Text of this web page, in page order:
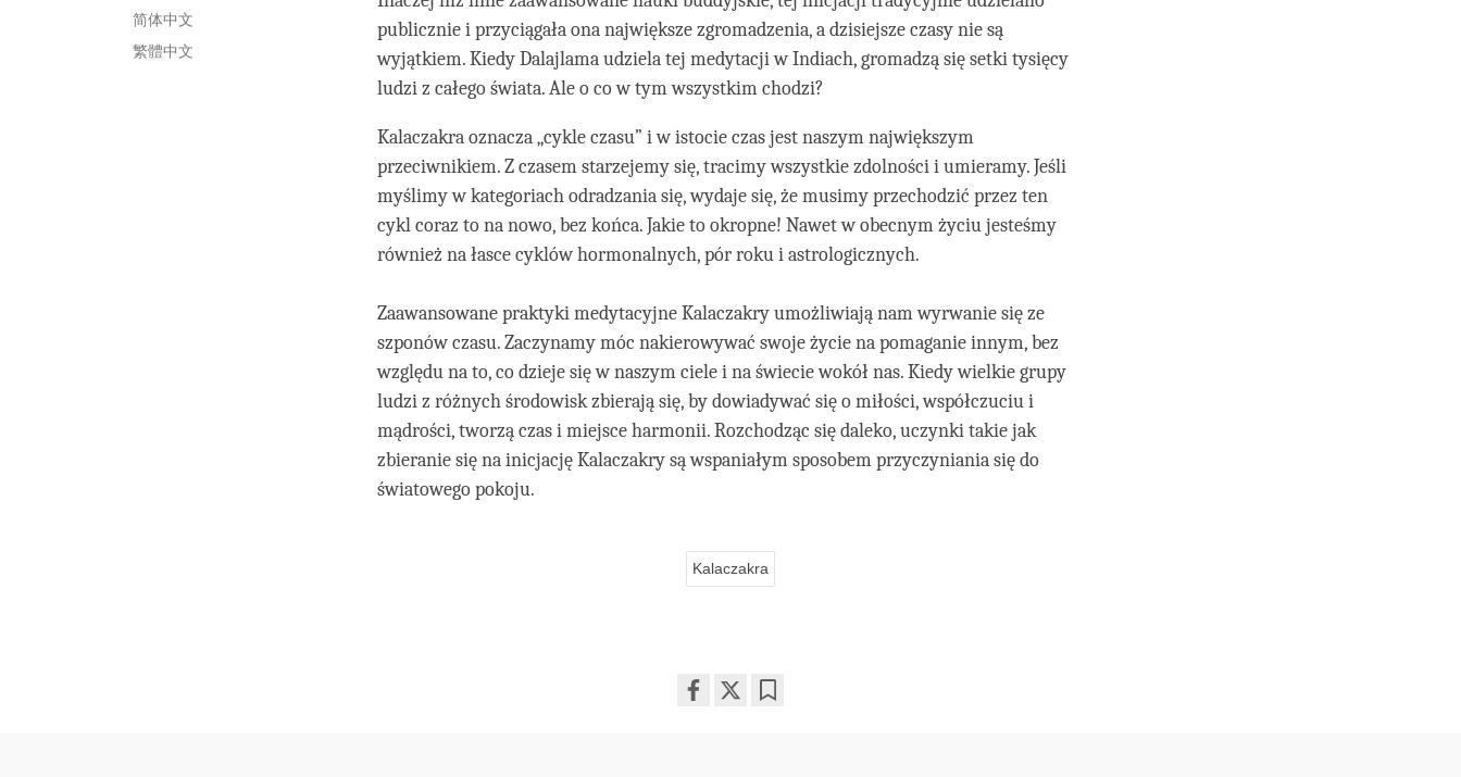
简体中文
繁體中文
publicznie i przyciągała ona największe zgromadzenia, a dzisiejsze czasy nie są
wyjątkiem. Kiedy Dalajlama udziela tej medytacji w Indiach, gromadzą się setki tysięcy
ludzi z całego świata. Ale o co w tym wszystkim chodzi?
Kalaczakra oznacza „cykle czasu” i w istocie czas jest naszym największym
przeciwnikiem. Z czasem starzejemy się, tracimy wszystkie zdolności i umieramy. Jeśli
myślimy w kategoriach odradzania się, wydaje się, że musimy przechodzić przez ten
cykl coraz to na nowo, bez końca. Jakie to okropne! Nawet w obecnym życiu jesteśmy
również na łasce cyklów hormonalnych, pór roku i astrologicznych.
Zaawansowane praktyki medytacyjne Kalaczakry umożliwiają nam wyrwanie się ze
szponów czasu. Zaczynamy móc nakierowywać swoje życie na pomaganie innym, bez
względu na to, co dzieje się w naszym ciele i na świecie wokół nas. Kiedy wielkie grupy
ludzi z różnych środowisk zbierają się, by dowiadywać się o miłości, współczuciu i
mądrości, tworzą czas i miejsce harmonii. Rozchodząc się daleko, uczynki takie jak
zbieranie się na inicjację Kalaczakry są wspaniałym sposobem przyczyniania się do
światowego pokoju.
Kalaczakra